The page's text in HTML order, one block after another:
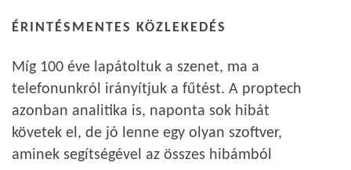
ÉRINTÉSMENTES KÖZLEKEDÉS
Míg 100 éve lapátoltuk a szenet, ma a
telefonunkról irányítjuk a fűtést. A proptech
azonban analitika is, naponta sok hibát
követek el, de jó lenne egy olyan szoftver,
aminek segítségével az összes hibámból